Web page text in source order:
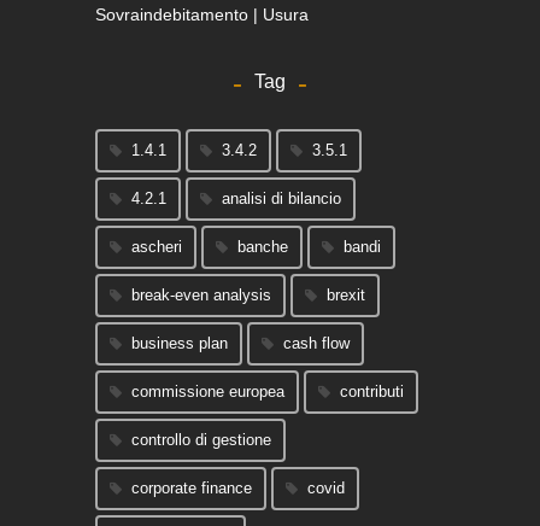
Sovraindebitamento | Usura
Tag
1.4.1 3.4.2 3.5.1
4.2.1 analisi di bilancio
ascheri banche bandi
break-even analysis brexit
business plan cash flow
commissione europea contributi
controllo di gestione
corporate finance covid